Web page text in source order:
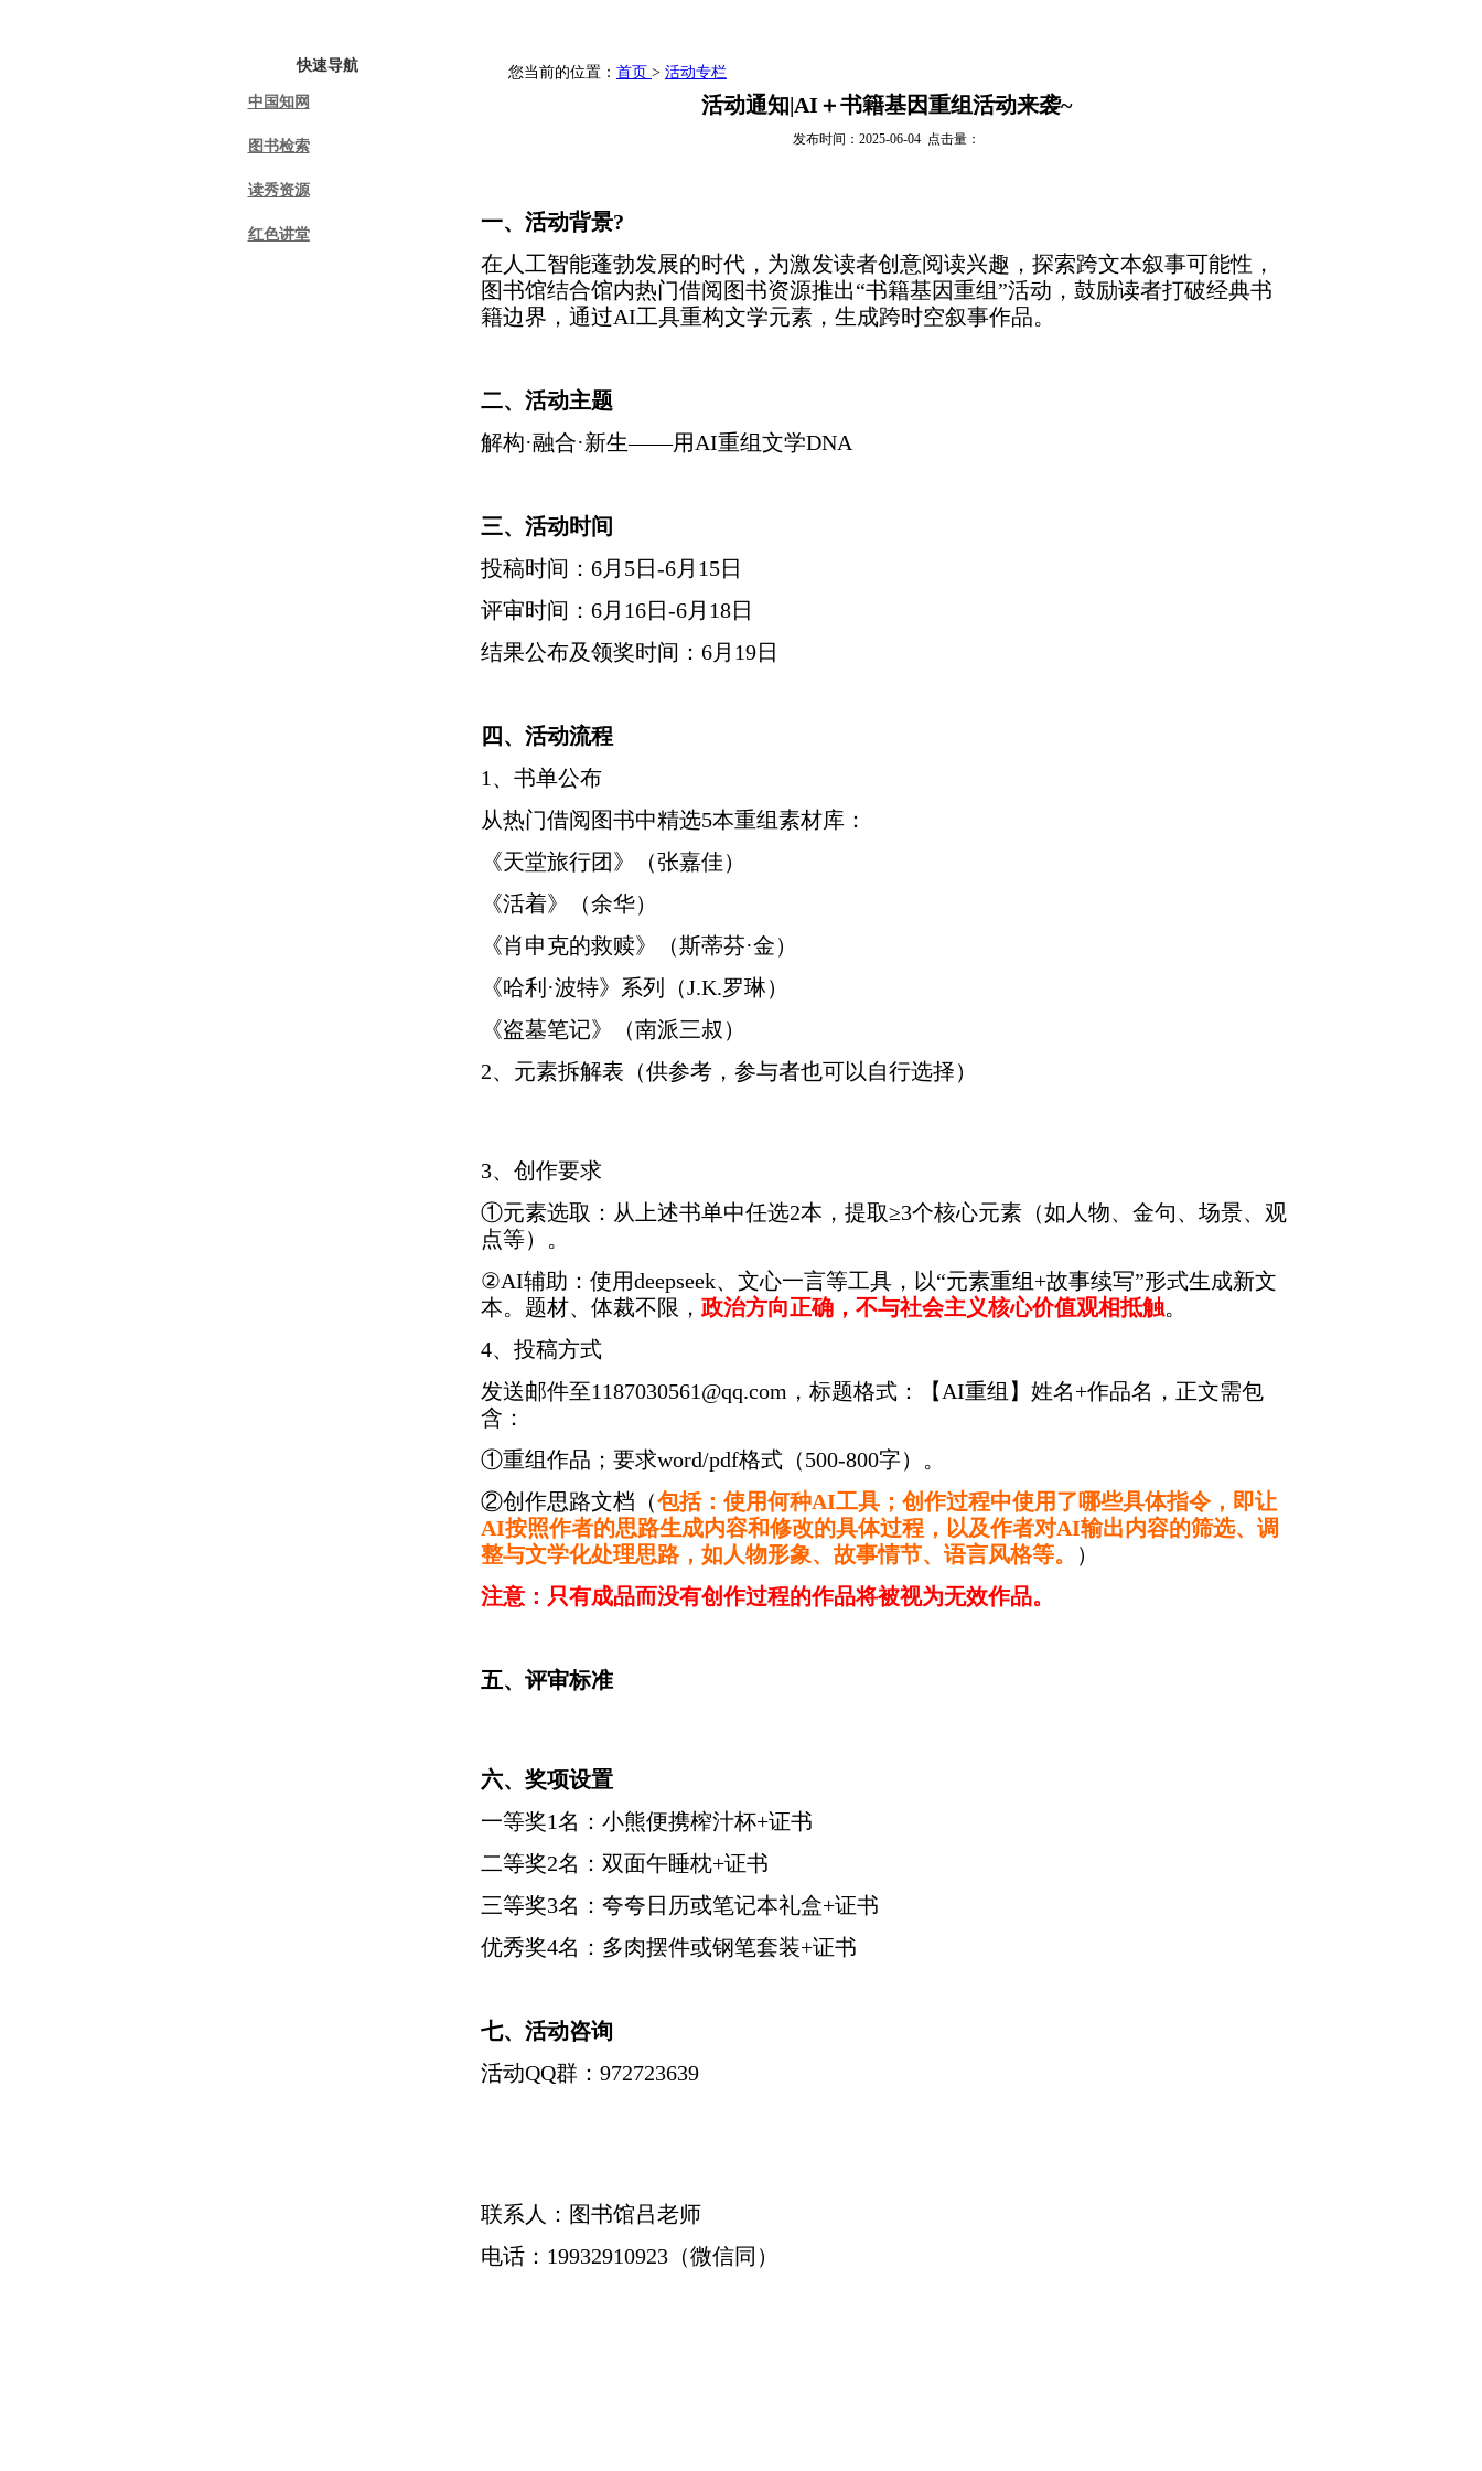
快速导航
中国知网
图书检索
读秀资源
红色讲堂
您当前的位置： 首页 > 活动专栏
活动通知|AI＋书籍基因重组活动来袭~
发布时间：2025-06-04 点击量：
一、活动背景?
在人工智能蓬勃发展的时代，为激发读者创意阅读兴趣，探索跨文本叙事可能性，
图书馆结合馆内热门借阅图书资源推出“书籍基因重组”活动，鼓励读者打破经典书
籍边界，通过AI工具重构文学元素，生成跨时空叙事作品。
二、活动主题
解构·融合·新生——用AI重组文学DNA
三、活动时间
投稿时间：6月5日-6月15日
评审时间：6月16日-6月18日
结果公布及领奖时间：6月19日
四、活动流程
1、书单公布
从热门借阅图书中精选5本重组素材库：
《天堂旅行团》（张嘉佳）
《活着》（余华）
《肖申克的救赎》（斯蒂芬·金）
《哈利·波特》系列（J.K.罗琳）
《盗墓笔记》（南派三叔）
2、元素拆解表（供参考，参与者也可以自行选择）
3、创作要求
①元素选取：从上述书单中任选2本，提取≥3个核心元素（如人物、金句、场景、观
点等）。
②AI辅助：使用deepseek、文心一言等工具，以“元素重组+故事续写”形式生成新文
本。题材、体裁不限， 政治方向正确，不与社会主义核心价值观相抵触。
4、投稿方式
发送邮件至1187030561@qq.com，标题格式：【AI重组】姓名+作品名，正文需包
含：
①重组作品；要求word/pdf格式（500-800字）。
②创作思路文档（包括：使用何种AI工具；创作过程中使用了哪些具体指令，即让
AI按照作者的思路生成内容和修改的具体过程，以及作者对AI输出内容的筛选、调
整与文学化处理思路，如人物形象、故事情节、语言风格等。
）
注意：只有成品而没有创作过程的作品将被视为无效作品。
五、评审标准
六、奖项设置
一等奖1名：小熊便携榨汁杯+证书
二等奖2名：双面午睡枕+证书
三等奖3名：夸夸日历或笔记本礼盒+证书
优秀奖4名：多肉摆件或钢笔套装+证书
七、活动咨询
活动QQ群：972723639
联系人：图书馆吕老师
电话：19932910923（微信同）